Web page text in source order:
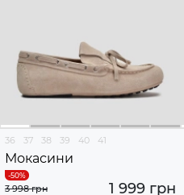
36 37 38 39 40 41
Мокасини
1 999 грн
3 998 грн